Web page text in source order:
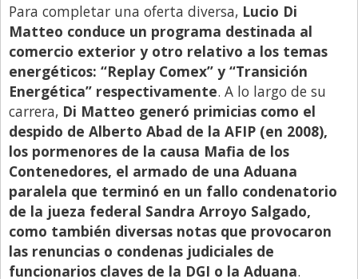
Para completar una oferta diversa, Lucio Di
Matteo conduce un programa destinada al
comercio exterior y otro relativo a los temas
energéticos: “Replay Comex” y “Transición
Energética” respectivamente. A lo largo de su
carrera, Di Matteo generó primicias como el
despido de Alberto Abad de la AFIP (en 2008),
los pormenores de la causa Mafia de los
Contenedores, el armado de una Aduana
paralela que terminó en un fallo condenatorio
de la jueza federal Sandra Arroyo Salgado,
como también diversas notas que provocaron
las renuncias o condenas judiciales de
funcionarios claves de la DGI o la Aduana.